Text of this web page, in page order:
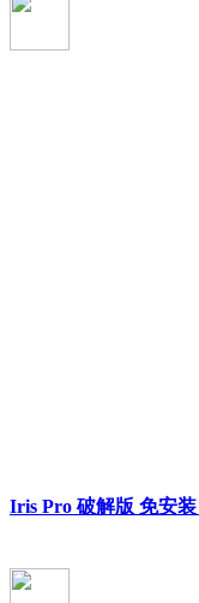
Iris Pro 破解版 免安